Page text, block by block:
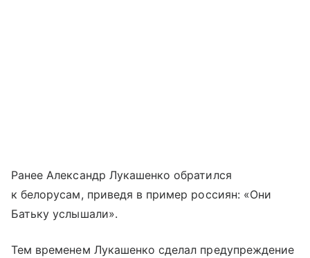
Ранее Александр Лукашенко обратился
к белорусам, приведя в пример россиян: «Они
Батьку услышали».
Тем временем Лукашенко сделал предупреждение